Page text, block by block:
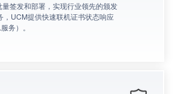
签发和部署，实现行业领先的颁发
，UCM提供快速联机证书状态响应
务）。